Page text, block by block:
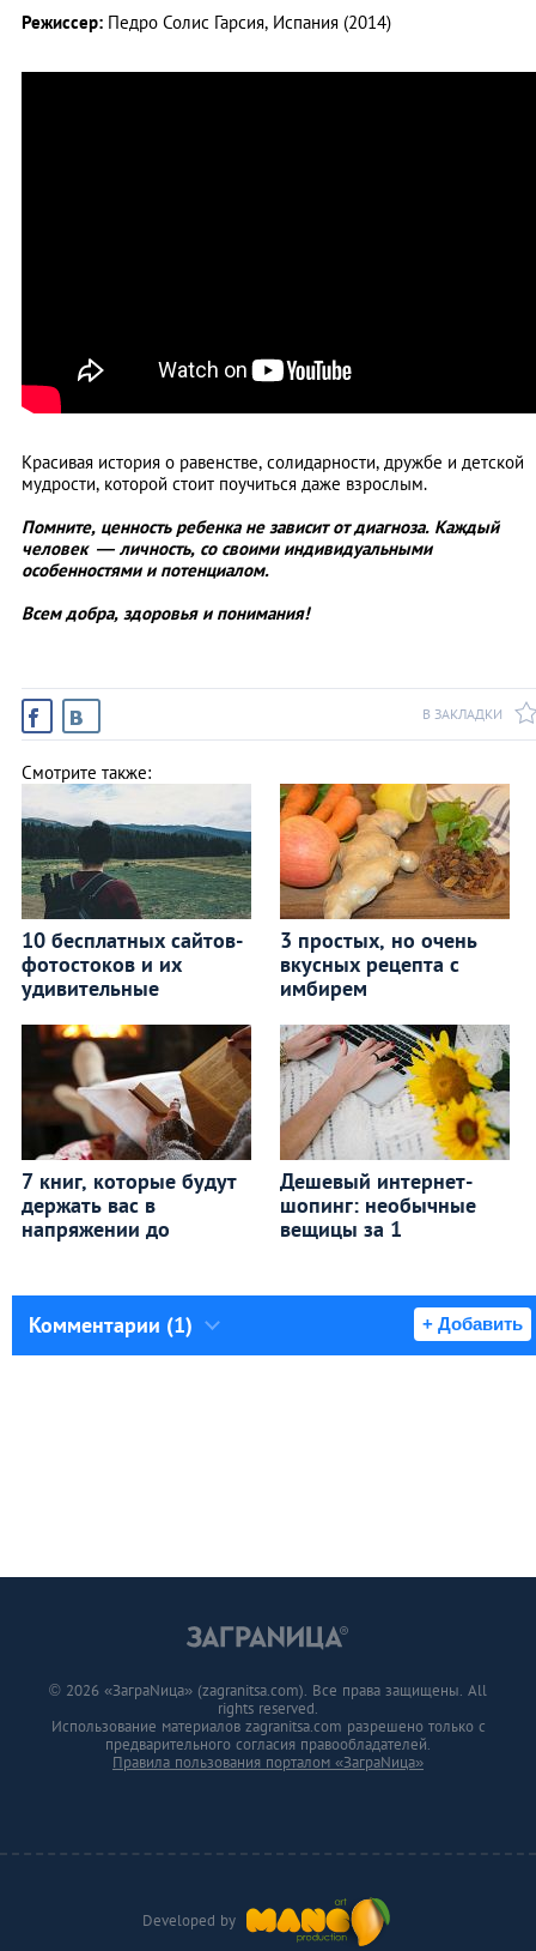
Режиссер: Педро Солис Гарсия, Испания (2014)
Красивая история о равенстве, солидарности, дружбе и детской
мудрости, которой стоит поучиться даже взрослым.
Помните, ценность ребенка не зависит от диагноза. Каждый
человек — личность, со своими индивидуальными
особенностями и потенциалом.
Всем добра, здоровья и понимания!
В ЗАКЛАДКИ
Смотрите также:
10 бесплатных сайтов-
фотостоков и их
удивительные
3 простых, но очень
вкусных рецепта с
имбирем
7 книг, которые будут
держать вас в
напряжении до
Дешевый интернет-
шопинг: необычные
вещицы за 1
Комментарии (1) + Добавить
Developed by
© 2026 «ЗаграNица» (zagranitsa.com). Все права защищены. All
rights reserved.
Использование материалов zagranitsa.com разрешено только с
предварительного согласия правообладателей.
Правила пользования порталом «ЗаграNица»